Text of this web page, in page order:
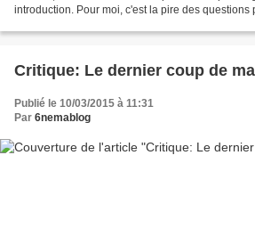
introduction. Pour moi, c'est la pire des questions
Critique: Le dernier coup de
Publié le 10/03/2015 à 11:31
Par 6nemablog